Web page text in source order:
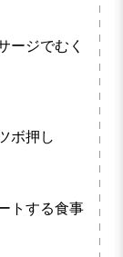
ージでむく
ボ押し
トする食事